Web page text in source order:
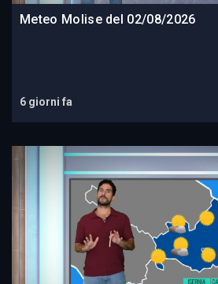
Meteo Molise del 02/08/2026
6 giorni fa